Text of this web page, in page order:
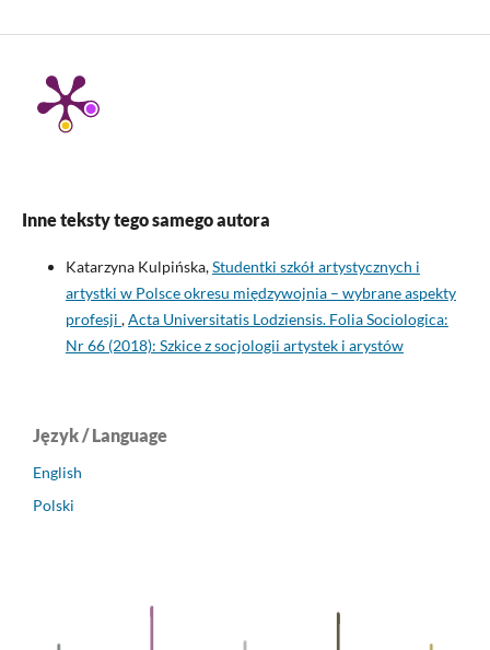
Inne teksty tego samego autora
Katarzyna Kulpińska,Studentki szkół artystycznych i
artystki w Polsce okresu międzywojnia – wybrane aspekty
profesji ,Acta Universitatis Lodziensis. Folia Sociologica:
Nr 66 (2018): Szkice z socjologii artystek i arystów
Język / Language
English
Polski